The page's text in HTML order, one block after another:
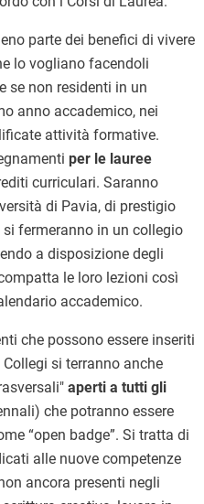
parte dei benefici di vivere
lo vogliano facendoli
se non residenti in un
anno accademico, nei
attività formative.
per le lauree
curriculari. Saranno
di Pavia, di prestigio
fermeranno in un collegio
a disposizione degli
le loro lezioni così
accademico.
che possono essere inseriti
si terranno anche
aperti a tutti gli
che potranno essere
“open badge”. Si tratta di
alle nuove competenze
ancora presenti negli